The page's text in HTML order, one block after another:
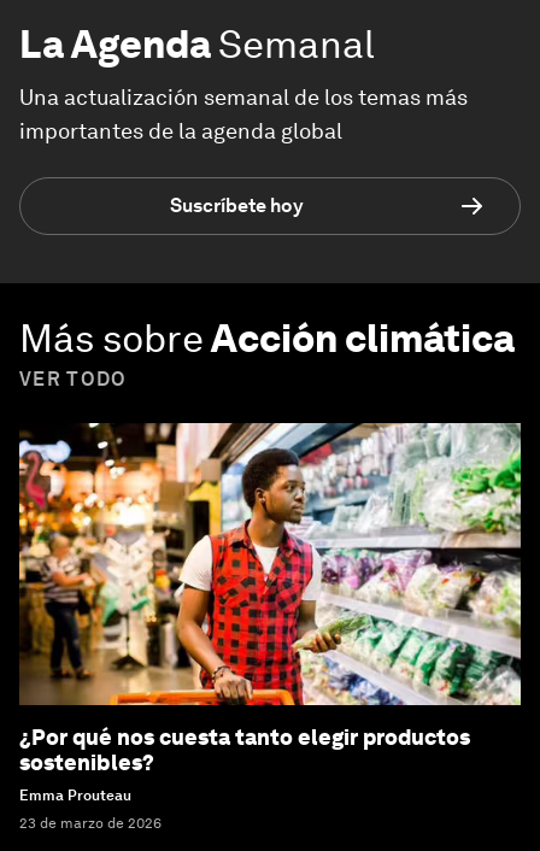
La AgendaSemanal
Una actualización semanal de los temas más
importantes de la agenda global
Suscríbete hoy
Más sobreAcción climática
VER TODO
¿Por qué nos cuesta tanto elegir productos
sostenibles?
Emma Prouteau
23 de marzo de 2026